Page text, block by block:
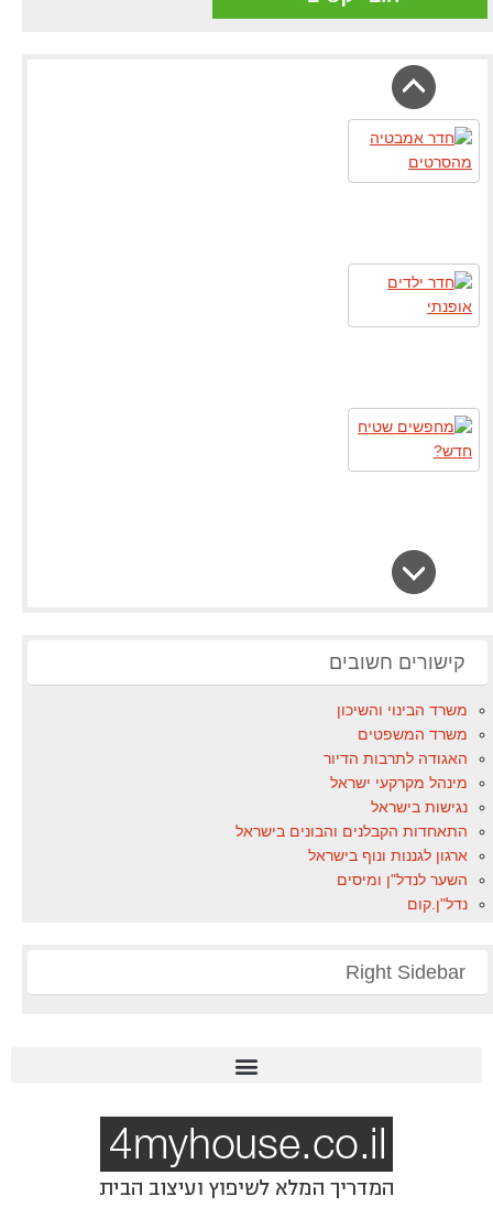
קישורים חשובים
משרד הבינוי והשיכון
משרד המשפטים
האגודה לתרבות הדיור
מינהל מקרקעי ישראל
נגישות בישראל
התאחדות הקבלנים והבונים בישראל
ארגון לגננות ונוף בישראל
השער לנדל"ן ומיסים
נדל"ן.קום
Right Sidebar